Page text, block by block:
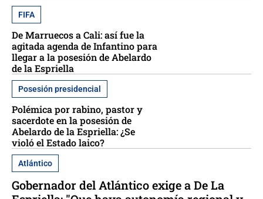
FIFA
De Marruecos a Cali: así fue la
agitada agenda de Infantino para
llegar a la posesión de Abelardo
de la Espriella
Posesión presidencial
Polémica por rabino, pastor y
sacerdote en la posesión de
Abelardo de la Espriella: ¿Se
violó el Estado laico?
Atlántico
Gobernador del Atlántico exige a De La